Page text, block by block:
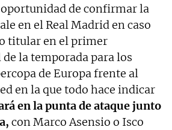
de confirmar la
en el Real Madrid en caso
titular en el primer
la temporada para los
de Europa frente al
en la que todo hace indicar
en la punta de ataque junto
con Marco Asensio o Isco